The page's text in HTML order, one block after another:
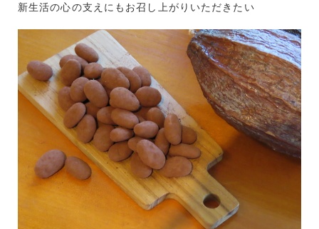
新生活の心の支えにもお召し上がりいただきたい